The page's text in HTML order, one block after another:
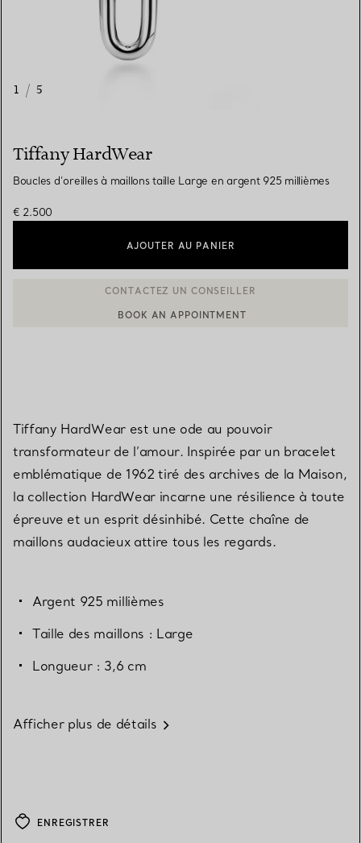
1 / 5
Tiffany HardWear
Boucles d’oreilles à maillons taille Large en argent 925 millièmes
€ 2.500
AJOUTER AU PANIER
CONTACTER UN CONSEILLER CLIENT OU PRENDRE RENDEZ-
Tiffany HardWear est une ode au pouvoir
transformateur de l’amour. Inspirée par un bracelet
emblématique de 1962 tiré des archives de la Maison,
la collection HardWear incarne une résilience à toute
épreuve et un esprit désinhibé. Cette chaîne de
maillons audacieux attire tous les regards.
Argent 925 millièmes
Taille des maillons : Large
Longueur : 3,6 cm
Afficher plus de détails
ENREGISTRER